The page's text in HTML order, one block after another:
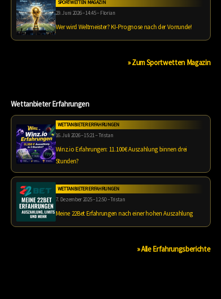
SPORTWETTEN MAGAZIN
29. Juni 2026 – 14:45 – Florian
Wer wird Weltmeister? KI-Prognose nach der Vorrunde!
» Zum Sportwetten Magazin
Wettanbieter Erfahrungen
WETTANBIETER ERFAHRUNGEN
16. Juli 2026 – 15:21 – Tristan
Winz.io Erfahrungen: 11.100€ Auszahlung binnen drei
Stunden?
WETTANBIETER ERFAHRUNGEN
7. Dezember 2025 – 12:50 – Tristan
Meine 22Bet Erfahrungen nach einer hohen Auszahlung
» Alle Erfahrungsberichte